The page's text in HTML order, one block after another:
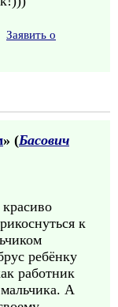
Заявить о
» (Басович
к
ребёнку
работник
мальчика. А